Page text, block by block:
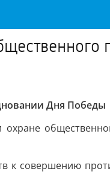
Дня Победы
совершению